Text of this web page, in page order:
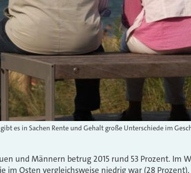
es in Sachen Rente und Gehalt große Unterschiede im
und Männern betrug 2015 rund 53 Prozent. Im
im Osten vergleichsweise niedrig war (28